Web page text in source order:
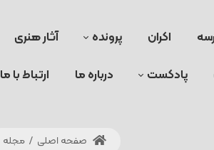
اکران پرونده آثار هنری
پادکست درباره ما ارتباط با ما
صفحه اصلی / مجله